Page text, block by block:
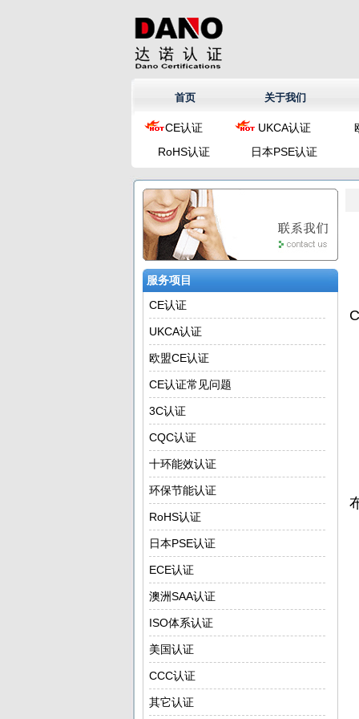
首页 关于我们
CE认证 UKCA认证
RoHS认证
日本PSE认证
服务项目
CE认证
UKCA认证
欧盟CE认证
CE认证常见问题
3C认证
CQC认证
十环能效认证
环保节能认证
RoHS认证
日本PSE认证
ECE认证
澳洲SAA认证
ISO体系认证
美国认证
CCC认证
其它认证